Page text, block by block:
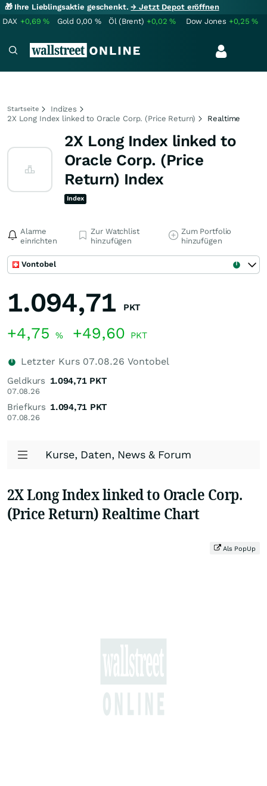
🎁 Ihre Lieblingsaktie geschenkt.→ Jetzt Depot eröffnen
DAX +0,69% Gold 0,00 % Öl (Brent) +0,02% Dow Jones +0,25%
Startseite
Indizes
2X Long Index linked to Oracle Corp. (Price Return)
Realtime
2X Long Index linked to
Oracle Corp. (Price
Return) Index
Index
Alarme
einrichten
Zur Watchlist
hinzufügen
Zum Portfolio
hinzufügen
Vontobel
1.094,71 PKT
+4,75 % +49,60 PKT
Letzter Kurs 07.08.26 Vontobel
Geldkurs
07.08.26
1.094,71 PKT
Briefkurs
07.08.26
1.094,71 PKT
Kurse, Daten, News & Forum
2X Long Index linked to Oracle Corp.
(Price Return) Realtime Chart
Als PopUp